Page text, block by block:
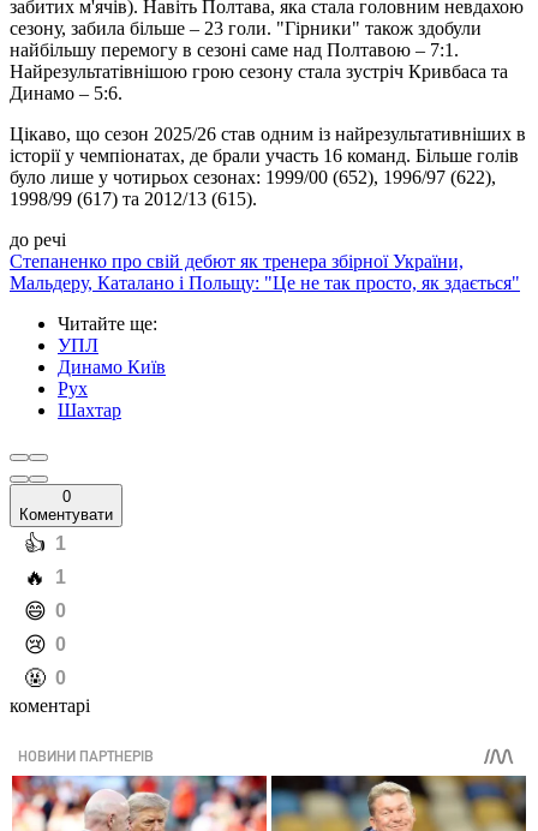
забитих м'ячів). Навіть Полтава, яка стала головним невдахою
сезону, забила більше – 23 голи. "Гірники" також здобули
найбільшу перемогу в сезоні саме над Полтавою – 7:1.
Найрезультатівнішою грою сезону стала зустріч Кривбаса та
Динамо – 5:6.
Цікаво, що сезон 2025/26 став одним із найрезультативніших в
історії у чемпіонатах, де брали участь 16 команд. Більше голів
було лише у чотирьох сезонах: 1999/00 (652), 1996/97 (622),
1998/99 (617) та 2012/13 (615).
до речі
Степаненко про свій дебют як тренера збірної України,
Мальдеру, Каталано і Польщу: "Це не так просто, як здається"
Читайте ще:
УПЛ
Динамо Київ
Рух
Шахтар
0
Коментувати
️👍 1
️🔥 1
️😄 0
️😢 0
️🤬 0
коментарі